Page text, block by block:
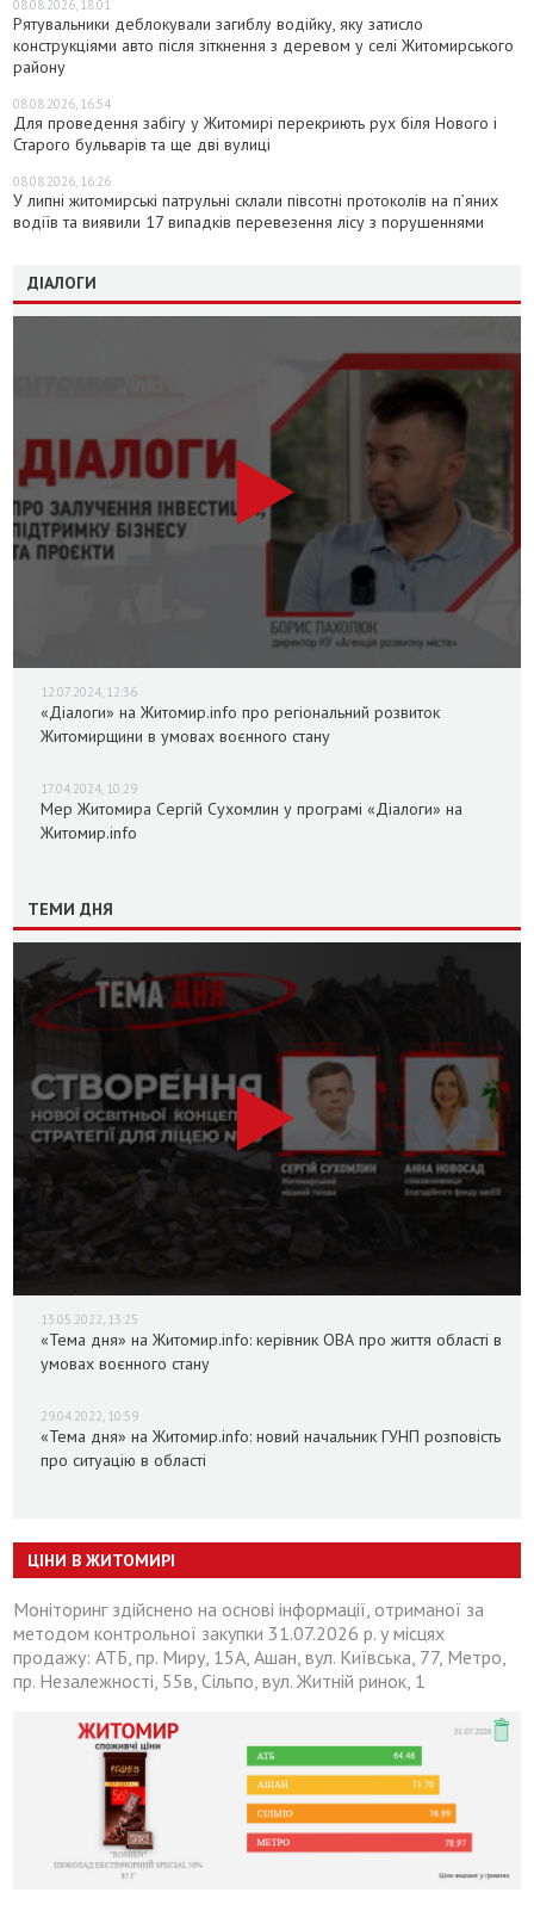
08.08.2026, 18:01
Рятувальники деблокували загиблу водійку, яку затисло
конструкціями авто після зіткнення з деревом у селі Житомирського
району
08.08.2026, 16:54
Для проведення забігу у Житомирі перекриють рух біля Нового і
Старого бульварів та ще дві вулиці
08.08.2026, 16:26
У липні житомирські патрульні склали півсотні протоколів на пʼяних
водіїв та виявили 17 випадків перевезення лісу з порушеннями
ДІАЛОГИ
12.07.2024, 12:36
«Діалоги» на Житомир.info про регіональний розвиток
Житомирщини в умовах воєнного стану
17.04.2024, 10:29
Мер Житомира Сергій Сухомлин у програмі «Діалоги» на
Житомир.info
ТЕМИ ДНЯ
13.05.2022, 13:25
«Тема дня» на Житомир.info: керівник ОВА про життя області в
умовах воєнного стану
29.04.2022, 10:59
«Тема дня» на Житомир.info: новий начальник ГУНП розповість
про ситуацію в області
ЦІНИ В ЖИТОМИРІ
Моніторинг здійснено на основі інформації, отриманої за
методом контрольної закупки 31.07.2026 р. у місцях
продажу: АТБ, пр. Миру, 15А, Ашан, вул. Київська, 77, Метро,
пр. Незалежності, 55в, Сільпо, вул. Житній ринок, 1